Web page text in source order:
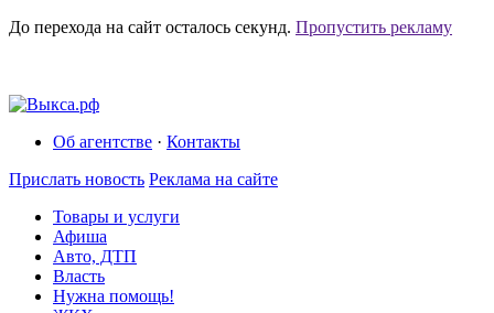
До перехода на сайт осталось секунд. Пропустить рекламу
Об агентстве · Контакты
Прислать новость Реклама на сайте
Товары и услуги
Афиша
Авто, ДТП
Власть
Нужна помощь!